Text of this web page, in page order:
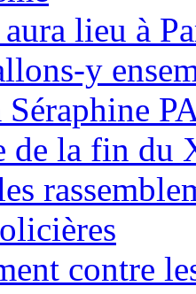
lieu à
y
Séraphine
de la fin du
contre